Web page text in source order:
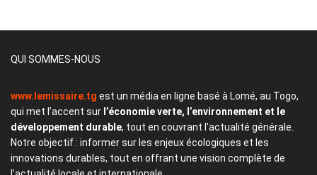
QUI SOMMES-NOUS
www.lemissaire.tg est un média en ligne basé à Lomé, au Togo,
qui met l’accent sur l’économie verte, l’environnement et le
développement durable, tout en couvrant l’actualité générale.
Notre objectif : informer sur les enjeux écologiques et les
innovations durables, tout en offrant une vision complète de